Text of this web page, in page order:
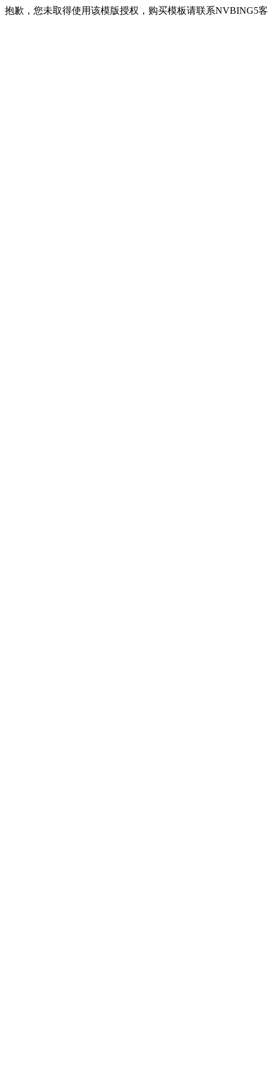
抱歉，您未取得使用该模版授权，购买模板请联系NVBING5客